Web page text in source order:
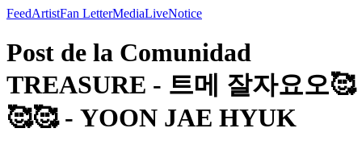
FeedArtistFan LetterMediaLiveNotice
Post de la Comunidad
TREASURE - 트메 잘자요오🥰
🥰🥰 - YOON JAE HYUK